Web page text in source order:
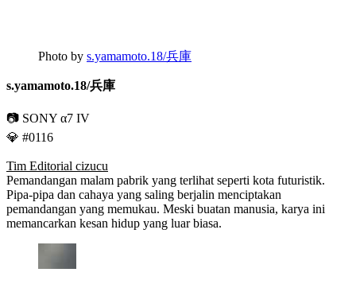
Photo by s.yamamoto.18/兵庫
s.yamamoto.18/兵庫
📷 SONY α7 IV
💎 #0116
Tim Editorial cizucu
Pemandangan malam pabrik yang terlihat seperti kota futuristik.
Pipa-pipa dan cahaya yang saling berjalin menciptakan
pemandangan yang memukau. Meski buatan manusia, karya ini
memancarkan kesan hidup yang luar biasa.